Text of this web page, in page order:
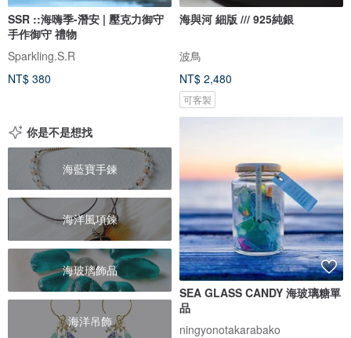
SSR ::海嗨季-潛安 | 壓克力御守
手作御守 禮物
Sparkling.S.R
NT$ 380
海與河 細版 /// 925純銀
波鳥
NT$ 2,480
可客製
你是不是想找
海藍寶手鍊
海洋風項鍊
海玻璃飾品
海洋吊飾
SEA GLASS CANDY 海玻璃糖單
品
ningyonotakarabako